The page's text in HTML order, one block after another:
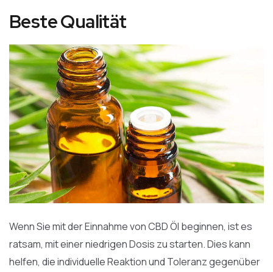
Beste Qualität
Wenn Sie mit der Einnahme von CBD Öl beginnen, ist es
ratsam, mit einer niedrigen Dosis zu starten. Dies kann
helfen, die individuelle Reaktion und Toleranz gegenüber